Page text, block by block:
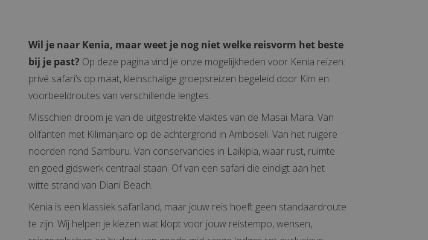
Wil je naar Kenia, maar weet je nog niet welke reisvorm het beste
bij je past? Op deze pagina vind je onze mogelijkheden voor Kenia reizen:
privé safari’s op maat, kleinschalige groepsreizen begeleid door Kim en
voorbeeldroutes van verschillende lengtes.
Misschien droom je van de uitgestrekte vlaktes van de Masai Mara. Van
olifanten met Kilimanjaro op de achtergrond in Amboseli. Van het ruigere
noorden rond Samburu. Van conservancies in Laikipia, waar rust, ruimte
en goed gidswerk centraal staan. Of van een safari die eindigt aan het
witte strand van Diani Beach.
Kenia is een klassiek safariland, maar jouw reis hoeft geen standaardroute
te zijn. Wij helpen je kiezen wat klopt voor jouw reistempo, wensen,